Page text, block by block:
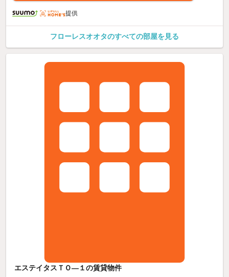
提供
フローレスオオタのすべての部屋を見る
エステイタスＴＯ—１の賃貸物件